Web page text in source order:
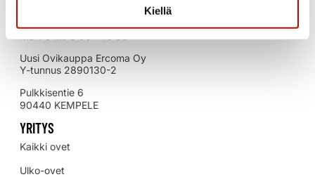
Kiellä
Asiakaspalvelu:08 515 115
Uusi Ovikauppa Ercoma Oy
Y-tunnus 2890130-2
Pulkkisentie 6
90440 KEMPELE
YRITYS
Kaikki ovet
Ulko-ovet